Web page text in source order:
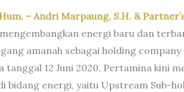
– Andri Marpaung, S.H. &
energi baru dan
amanah sebagai holding
12 Juni 2020, Pertamina kini
bidang energi, yaitu Upstream Sub-